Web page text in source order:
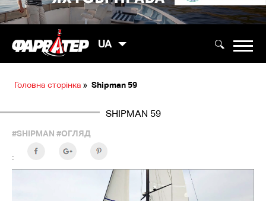
UA
Головна сторінка » Shipman 59
SHIPMAN 59
#SHIPMAN #ОГЛЯД
: